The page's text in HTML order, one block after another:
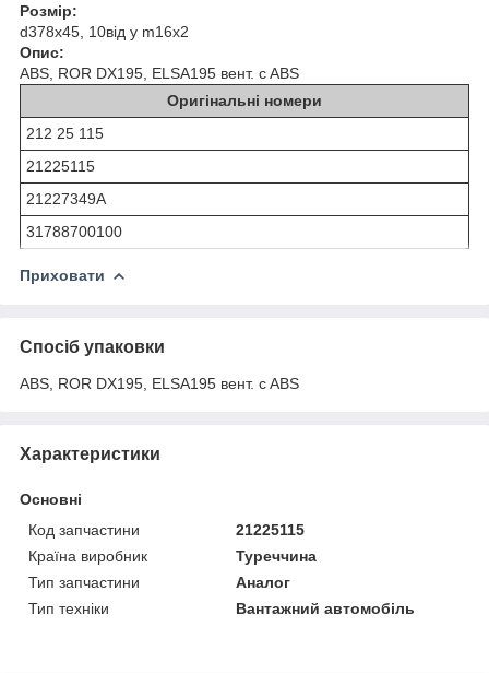
Розмір:
d378x45, 10від у m16х2
Опис:
ABS, ROR DX195, ELSA195 вент. c ABS
Оригінальні номери
212 25 115
21225115
21227349A
31788700100
Приховати
Спосіб упаковки
ABS, ROR DX195, ELSA195 вент. c ABS
Характеристики
Основні
Код запчастини
21225115
Країна виробник
Туреччина
Тип запчастини
Аналог
Тип техніки
Вантажний автомобіль